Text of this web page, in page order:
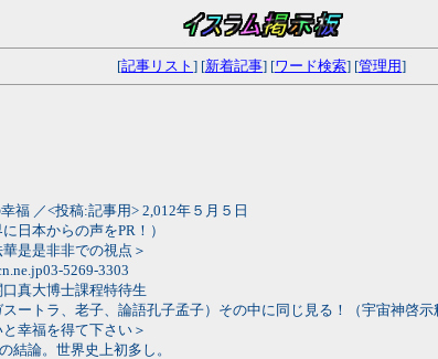
[記事リスト ] [新着記事] [ワード検索] [管理用]
福 ／<投稿:記事用> 2,012年５月５日
日本からの声をPR！）
是是非非での視点＞
5269-3303
真大博士課程特待生
ートラ、老子、論語孔子孟子）その中に同じ見る！（宇宙神啓
幸福を得て下さい＞
結論。世界史上初多し。